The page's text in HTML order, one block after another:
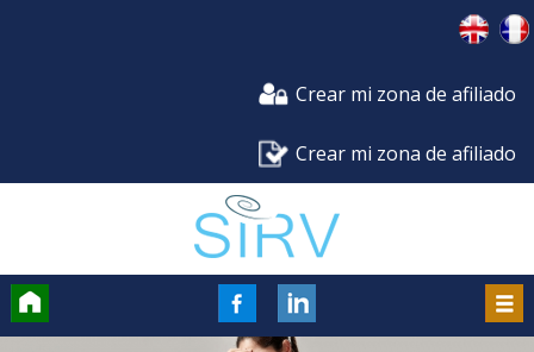
Crear mi zona de afiliado
Crear mi zona de afiliado